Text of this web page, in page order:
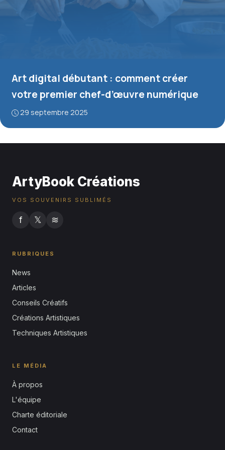
Art digital débutant : comment créer
votre premier chef-d’œuvre numérique
29 septembre 2025
ArtyBook Créations
VOS SOUVENIRS SUBLIMÉS
f 𝕏 ≋
RUBRIQUES
News
Articles
Conseils Créatifs
Créations Artistiques
Techniques Artistiques
LE MÉDIA
À propos
L'équipe
Charte éditoriale
Contact